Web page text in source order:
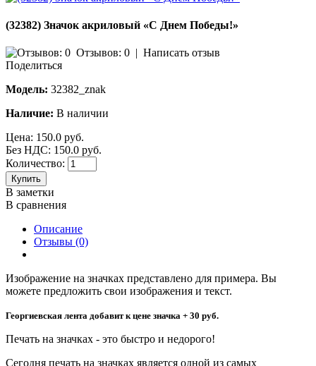
(32382) Значок акриловый «С Днем Победы!»
Отзывов: 0 | Написать отзыв
Поделиться
Модель: 32382_znak
Наличие: В наличии
Цена: 150.0 руб.
Без НДС: 150.0 руб.
Количество:
Купить
В заметки
В сравнения
Описание
Отзывы (0)
Изображение на значках представлено для примера. Вы
можете предложить свои изображения и текст.
Георгиевская лента добавит к цене значка + 30 руб.
Печать на значках - это быстро и недорого!
Сегодня печать на значках является одной из самых